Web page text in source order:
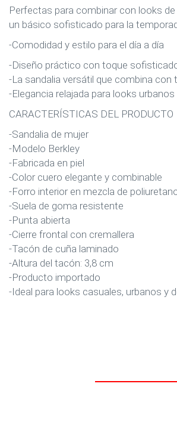
Perfectas para combinar con looks
un básico sofisticado para la
-Comodidad y estilo para el día a día
-Diseño práctico con toque
-La sandalia versátil que combina con
-Elegancia relajada para looks urbanos
CARACTERÍSTICAS DEL PRODUCTO
-Sandalia de mujer
-Modelo Berkley
-Fabricada en piel
-Color cuero elegante y combinable
-Forro interior en mezcla de
-Suela de goma resistente
-Punta abierta
-Cierre frontal con cremallera
-Tacón de cuña laminado
-Altura del tacón: 3,8 cm
-Producto importado
-Ideal para looks casuales, urbanos y